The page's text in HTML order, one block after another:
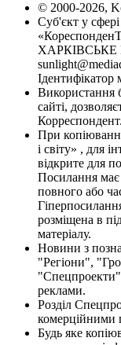
© 2000-2026,
Суб'єкт у
ХАРКІВСЬКЕ
Ідентифікатор
Використання
сайті,
При
і світу» , для
відкрите для
Посилання має
повного або
розміщена в
матеріалу.
Новини з
"Регіони",
реклами.
Розділ
комерційними
Будь яке